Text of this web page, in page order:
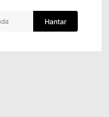
Hantar